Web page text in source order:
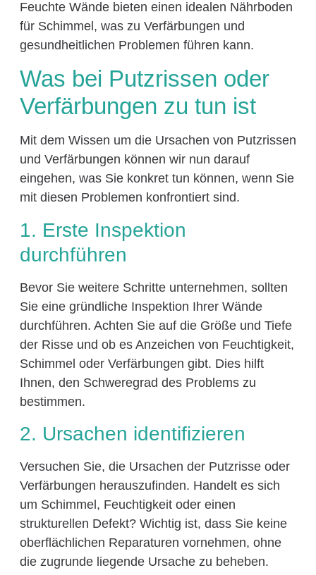
Feuchte Wände bieten einen idealen Nährboden
für Schimmel, was zu Verfärbungen und
gesundheitlichen Problemen führen kann.
Was bei Putzrissen oder
Verfärbungen zu tun ist
Mit dem Wissen um die Ursachen von Putzrissen
und Verfärbungen können wir nun darauf
eingehen, was Sie konkret tun können, wenn Sie
mit diesen Problemen konfrontiert sind.
1. Erste Inspektion
durchführen
Bevor Sie weitere Schritte unternehmen, sollten
Sie eine gründliche Inspektion Ihrer Wände
durchführen. Achten Sie auf die Größe und Tiefe
der Risse und ob es Anzeichen von Feuchtigkeit,
Schimmel oder Verfärbungen gibt. Dies hilft
Ihnen, den Schweregrad des Problems zu
bestimmen.
2. Ursachen identifizieren
Versuchen Sie, die Ursachen der Putzrisse oder
Verfärbungen herauszufinden. Handelt es sich
um Schimmel, Feuchtigkeit oder einen
strukturellen Defekt? Wichtig ist, dass Sie keine
oberflächlichen Reparaturen vornehmen, ohne
die zugrunde liegende Ursache zu beheben.